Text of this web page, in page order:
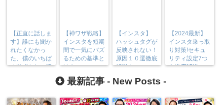
【正直に話しま
す】誰にも聞か
れたくなかっ
た、僕のいちば
ん恥ずかしい話
【神ワザ戦略】
インスタを短期
間で一気にバズ
るための基準と
は？
【インスタ】
ハッシュタグが
反映されない！
原因１０選徹底
解説！
【2024最新】
インスタ乗っ取
り対策!セキュ
リティ設定7つ
を徹底解説
最新記事 - New Posts -